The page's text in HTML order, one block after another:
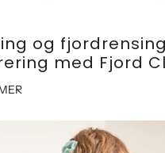
og
med Fjord